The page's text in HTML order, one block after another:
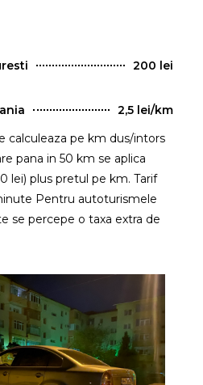
200 lei
2,5 lei/km
calculeaza pe km dus/intors
pana in 50 km se aplica
lei) plus pretul pe km. Tarif
Pentru autoturismele
se percepe o taxa extra de